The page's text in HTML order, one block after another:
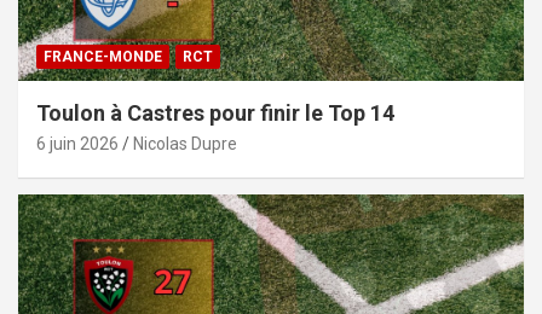
FRANCE-MONDE RCT
Toulon à Castres pour finir le Top 14
6 juin 2026 Nicolas Dupre